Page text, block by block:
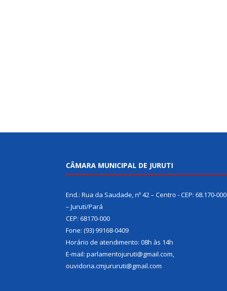
CÂMARA MUNICIPAL DE JURUTI
End.: Rua da Saudade, nº 42 – Centro - CEP: 68.170-000
– Juruti/Pará
CEP: 68170-000
Fone: (93) 99168-0409
Horário de atendimento: 08h às 14h
E-mail: parlamentojuruti@gmail.com,
ouvidoria.cmjururuti@gmail.com